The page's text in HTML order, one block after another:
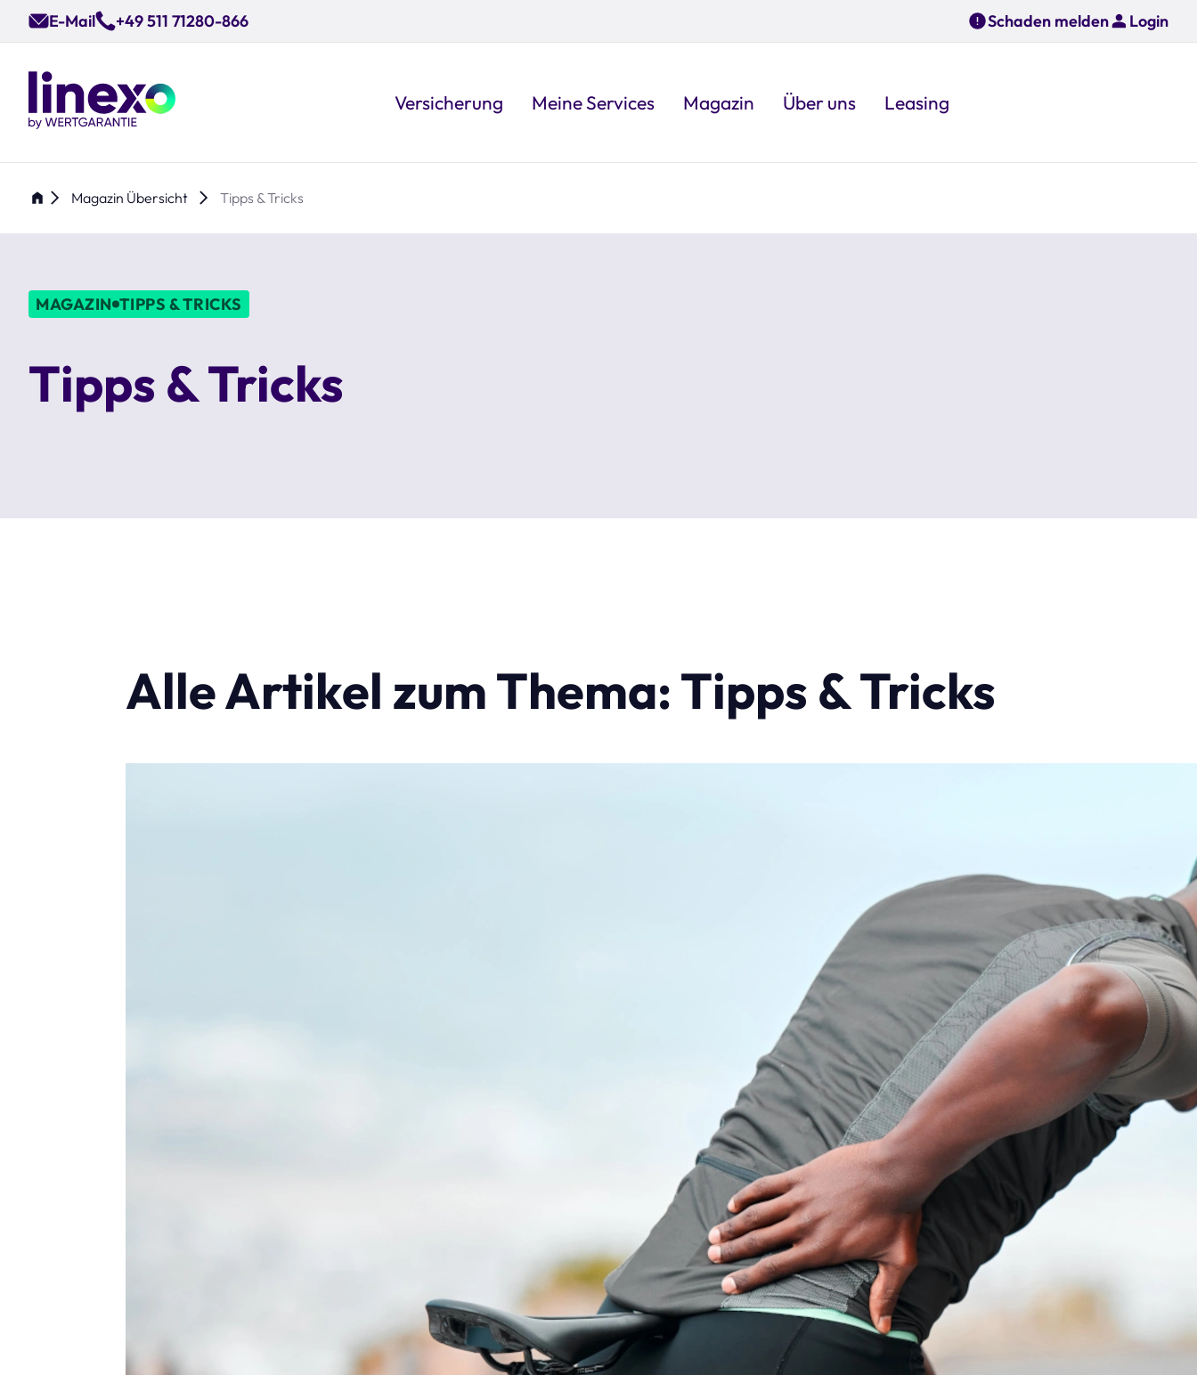
Skip
content
E-Mail +49 511 71280-866 Schaden melden Login
Versicherung Meine Services Magazin Über uns Leasing
Magazin Übersicht Tipps & Tricks
MAGAZIN TIPPS & TRICKS
Tipps & Tricks
Alle Artikel zum Thema: Tipps & Tricks